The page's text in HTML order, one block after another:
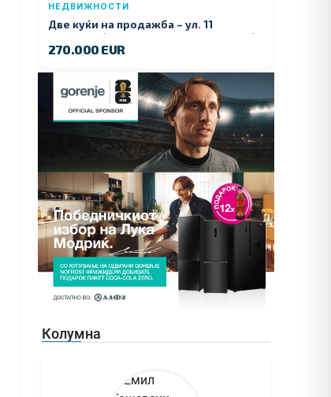
НЕДВИЖНОСТИ
Две куќи на продажба – ул. 11
Ноември (Наспроти Селман Туризам)
270.000 EUR
Колумна